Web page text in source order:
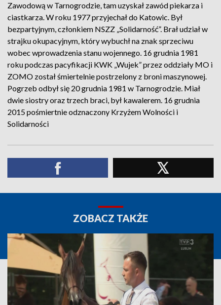
Zawodową w Tarnogrodzie, tam uzyskał zawód piekarza i
ciastkarza. W roku 1977 przyjechał do Katowic. Był
bezpartyjnym, członkiem NSZZ „Solidarność”. Brał udział w
strajku okupacyjnym, który wybuchł na znak sprzeciwu
wobec wprowadzenia stanu wojennego. 16 grudnia 1981
roku podczas pacyfikacji KWK „Wujek” przez oddziały MO i
ZOMO został śmiertelnie postrzelony z broni maszynowej.
Pogrzeb odbył się 20 grudnia 1981 w Tarnogrodzie. Miał
dwie siostry oraz trzech braci, był kawalerem. 16 grudnia
2015 pośmiertnie odznaczony Krzyżem Wolności i
Solidarności
ZOBACZ TAKŻE